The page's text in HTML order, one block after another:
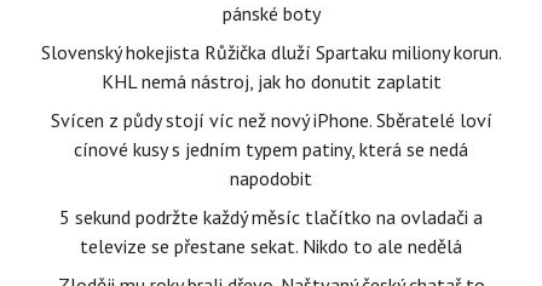
pánské boty
Slovenský hokejista Růžička dluží Spartaku miliony korun.
KHL nemá nástroj, jak ho donutit zaplatit
Svícen z půdy stojí víc než nový iPhone. Sběratelé loví
cínové kusy s jedním typem patiny, která se nedá
napodobit
5 sekund podržte každý měsíc tlačítko na ovladači a
televize se přestane sekat. Nikdo to ale nedělá